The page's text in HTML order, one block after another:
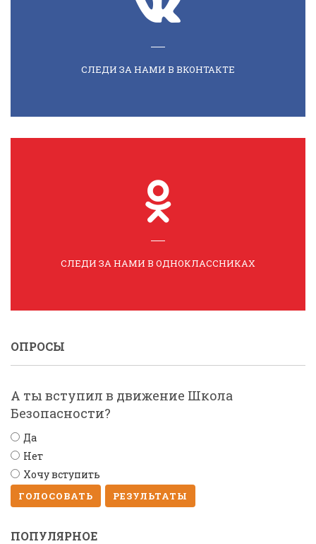
СЛЕДИ ЗА НАМИ В ВКОНТАКТЕ
СЛЕДИ ЗА НАМИ В ОДНОКЛАССНИКАХ
ОПРОСЫ
А ты вступил в движение Школа
Безопасности?
Да
Нет
Хочу вступить
ГОЛОСОВАТЬ РЕЗУЛЬТАТЫ
ПОПУЛЯРНОЕ